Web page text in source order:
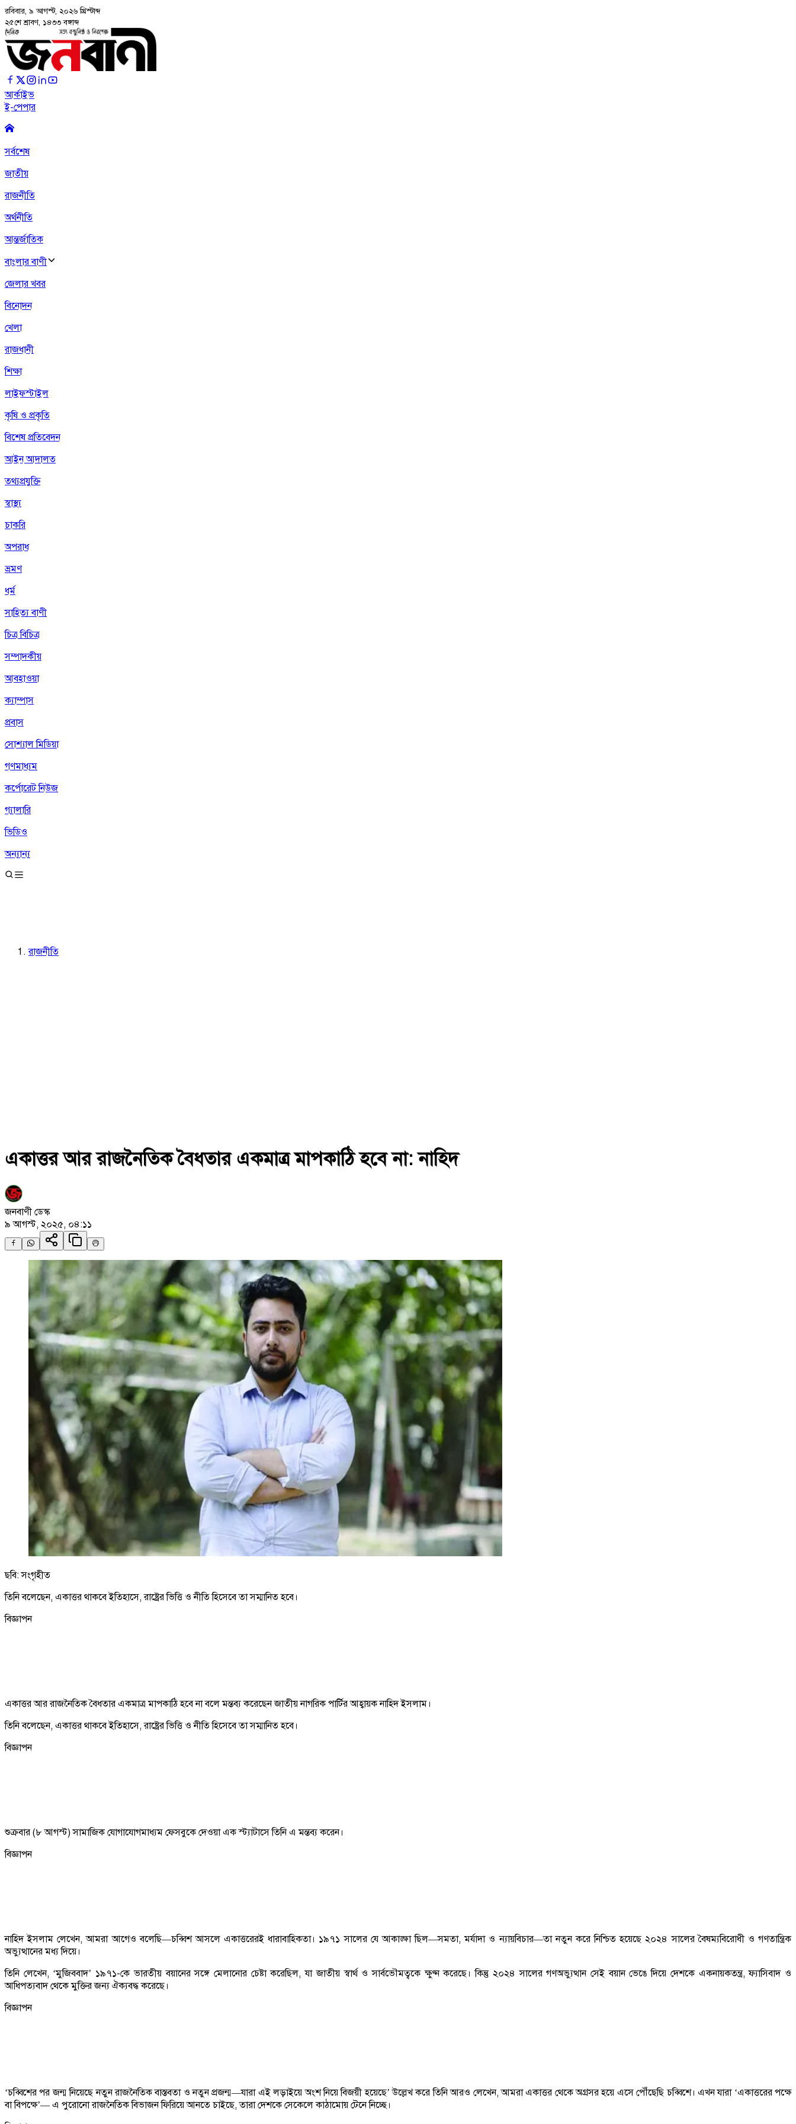
রবিবার, ৯ আগস্ট, ২০২৬ খ্রিস্টাব্দ
২৫শে শ্রাবণ, ১৪৩৩ বঙ্গাব্দ
আর্কাইভ
ই-পেপার
সর্বশেষ
জাতীয়
রাজনীতি
অর্থনীতি
আন্তর্জাতিক
বাংলার বাণী
জেলার খবর
বিনোদন
খেলা
রাজধানী
শিক্ষা
লাইফস্টাইল
কৃষি ও প্রকৃতি
বিশেষ প্রতিবেদন
আইন আদালত
তথ্যপ্রযুক্তি
স্বাস্থ্য
চাকরি
অপরাধ
ভ্রমণ
ধর্ম
সাহিত্য বাণী
চিত্র বিচিত্র
সম্পাদকীয়
আবহাওয়া
ক্যাম্পাস
প্রবাস
সোশ্যাল মিডিয়া
গণমাধ্যম
কর্পোরেট নিউজ
গ্যালারি
ভিডিও
অন্যান্য
রাজনীতি
একাত্তর আর রাজনৈতিক বৈধতার একমাত্র মাপকাঠি হবে না: নাহিদ
জনবাণী ডেস্ক
৯ আগস্ট, ২০২৫, ০৪:১১
ছবি: সংগৃহীত
তিনি বলেছেন, একাত্তর থাকবে ইতিহাসে, রাষ্ট্রের ভিত্তি ও নীতি হিসেবে তা সম্মানিত হবে।
বিজ্ঞাপন
একাত্তর আর রাজনৈতিক বৈধতার একমাত্র মাপকাঠি হবে না বলে মন্তব্য করেছেন জাতীয় নাগরিক পার্টির আহ্বায়ক নাহিদ ইসলাম।
তিনি বলেছেন, একাত্তর থাকবে ইতিহাসে, রাষ্ট্রের ভিত্তি ও নীতি হিসেবে তা সম্মানিত হবে।
বিজ্ঞাপন
শুক্রবার (৮ আগস্ট) সামাজিক যোগাযোগমাধ্যম ফেসবুকে দেওয়া এক স্ট্যাটাসে তিনি এ মন্তব্য করেন।
বিজ্ঞাপন
নাহিদ ইসলাম লেখেন, আমরা আগেও বলেছি—চব্বিশ আসলে একাত্তরেরই ধারাবাহিকতা। ১৯৭১ সালের যে আকাঙ্ক্ষা ছিল—সমতা, মর্যাদা ও ন্যায়বিচার—তা নতুন করে নিশ্চিত হয়েছে ২০২৪ সালের বৈষম্যবিরোধী ও গণতান্ত্রিক
অভ্যুত্থানের মধ্য দিয়ে।
তিনি লেখেন, ‘মুজিববাদ’ ১৯৭১-কে ভারতীয় বয়ানের সঙ্গে মেলানোর চেষ্টা করেছিল, যা জাতীয় স্বার্থ ও সার্বভৌমত্বকে ক্ষুণ্ন করেছে। কিন্তু ২০২৪ সালের গণঅভ্যুত্থান সেই বয়ান ভেঙে দিয়ে দেশকে একনায়কতন্ত্র, ফ্যাসিবাদ ও
আধিপত্যবাদ থেকে মুক্তির জন্য ঐক্যবদ্ধ করেছে।
বিজ্ঞাপন
‘চব্বিশের পর জন্ম নিয়েছে নতুন রাজনৈতিক বাস্তবতা ও নতুন প্রজন্ম—যারা এই লড়াইয়ে অংশ নিয়ে বিজয়ী হয়েছে’ উল্লেখ করে তিনি আরও লেখেন, আমরা একাত্তর থেকে অগ্রসর হয়ে এসে পৌঁছেছি চব্বিশে। এখন যারা ‘একাত্তরের পক্ষে
বা বিপক্ষে’— এ পুরোনো রাজনৈতিক বিভাজন ফিরিয়ে আনতে চাইছে, তারা দেশকে সেকেলে কাঠামোয় টেনে নিচ্ছে।